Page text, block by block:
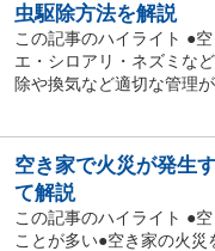
虫駆除方法を解説
この記事のハイライト ●
エ・シロアリ・ネズミな
除や換気など適切な管理が
空き家で火災が発生
て解説
この記事のハイライト ●
ことが多い●空き家の火